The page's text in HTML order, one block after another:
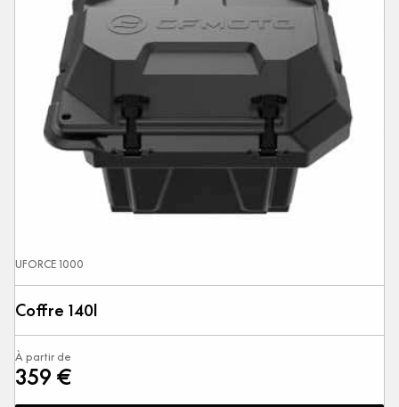
UFORCE 1000
Coffre 140l
À partir de
359 €